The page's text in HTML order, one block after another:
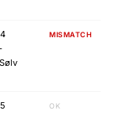
MISMATCH
OK